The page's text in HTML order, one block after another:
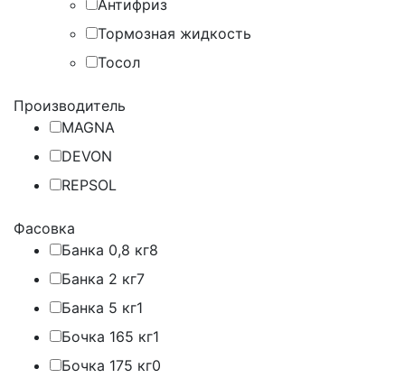
Антифриз
Тормозная жидкость
Тосол
Производитель
MAGNA
DEVON
REPSOL
Фасовка
Банка 0,8 кг8
Банка 2 кг7
Банка 5 кг1
Бочка 165 кг1
Бочка 175 кг0